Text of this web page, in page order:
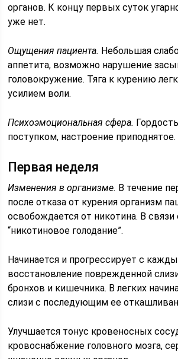
органов. К концу первых суток
уже нет.
Ощущения пациента. Небольшая
аппетита, возможно нарушение
головокружение. Тяга к курению
усилием воли.
Психоэмоциональная сфера.
поступком, настроение приподнятое.
Первая неделя
Изменения в организме. В течение
после отказа от курения организм
освобождается от никотина. В связи
“никотиновое голодание”.
Начинается и прогрессирует с
восстановление поврежденной
бронхов и кишечника. В легких
слизи с последующим ее
Улучшается тонус кровеносных
кровоснабжение головного мозга,